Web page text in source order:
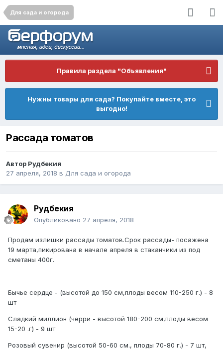
Для сада и огорода
Правила раздела "Объявления"
Нужны товары для сада? Покупайте вместе, это
выгодно!
Рассада томатов
Автор Рудбекия
27 апреля, 2018 в Для сада и огорода
Рудбекия
Опубликовано 27 апреля, 2018
Продам излишки рассады томатов.Срок рассады- посажена
19 марта,пикирована в начале апреля в стаканчики из под
сметаны 400г.
Бычье сердце - (высотой до 150 см,плоды весом 110-250 г.) - 8
шт
Сладкий миллион (черри - высотой 180-200 см,плоды весом
15-20 .г) - 9 шт
Розовый сувенир (высотой 50-60 см., плоды 70-80 г.) - 7 шт,